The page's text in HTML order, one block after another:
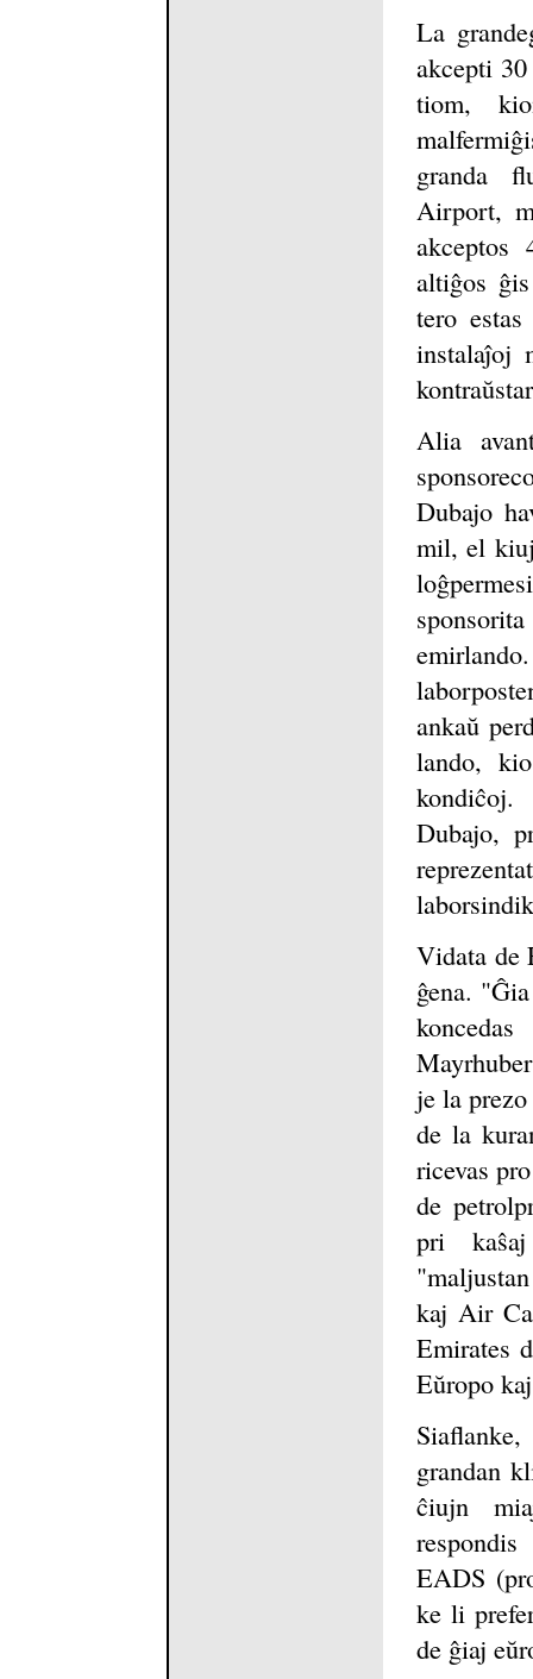
La
akcepti
tiom,
granda
Airport,
altiĝos
tero
instalaĵoj
Alia
Dubajo
mil, el
ankaŭ
lando,
Dubajo,
Vidata de
ĝena.
je la
de la
ricevas
de
pri
kaj Air
Emirates
Eŭropo
grandan
ĉiujn
EADS
ke li
de ĝiaj